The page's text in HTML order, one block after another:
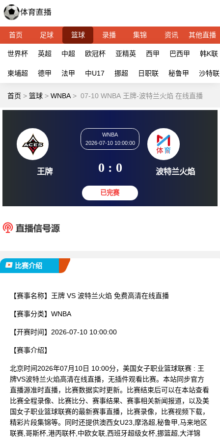
首页 足球 篮球 录播 集锦 资讯 其他直播
世界杯 英超 中超 欧冠杯 亚精英 西甲 巴西甲 韩K联
柬埔超 德甲 法甲 中U17 挪超 日职联 秘鲁甲 沙特联
首页 > 篮球 > WNBA > 07-10 WNBA 王牌-波特兰火焰 在线直播
王牌
2026-07-10 10:00:00
0 : 0 波特
比赛介绍
【赛事名称】 王牌 VS 波特兰火焰 免费高清在线直播
【赛事分类】 WNBA
【开赛时间】 2026-07-10 10:00:00
【赛事介绍】
北京时间2026年07月10日 10:00分，美国女子职业篮球联赛 : 王
牌VS波特兰火焰高清在线直播，无插件观看比赛。本站同步官方
直播源准时直播，比赛数据实时更新。比赛结束后可以在本站查看
比赛全程录像、比赛比分、赛事结果、赛事相关新闻报道，以及美
国女子职业篮球联赛的最新赛事直播，比赛录像，比赛视频下载，
精彩片段集锦等。同时还提供澳西女U23,摩洛超,秘鲁甲,马来地区
联赛,哥斯杯,港丙联杯,中欧女联,西班牙超级女杯,挪篮超,大洋锦